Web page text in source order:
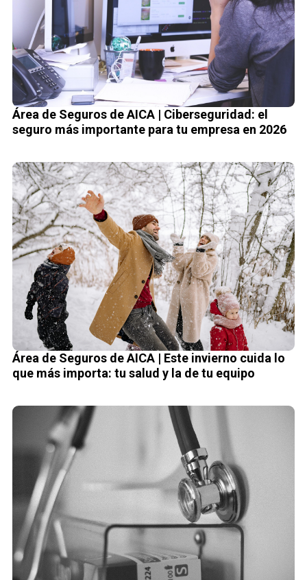
Área de Seguros de AICA | Ciberseguridad: el
seguro más importante para tu empresa en 2026
Área de Seguros de AICA | Este invierno cuida lo
que más importa: tu salud y la de tu equipo